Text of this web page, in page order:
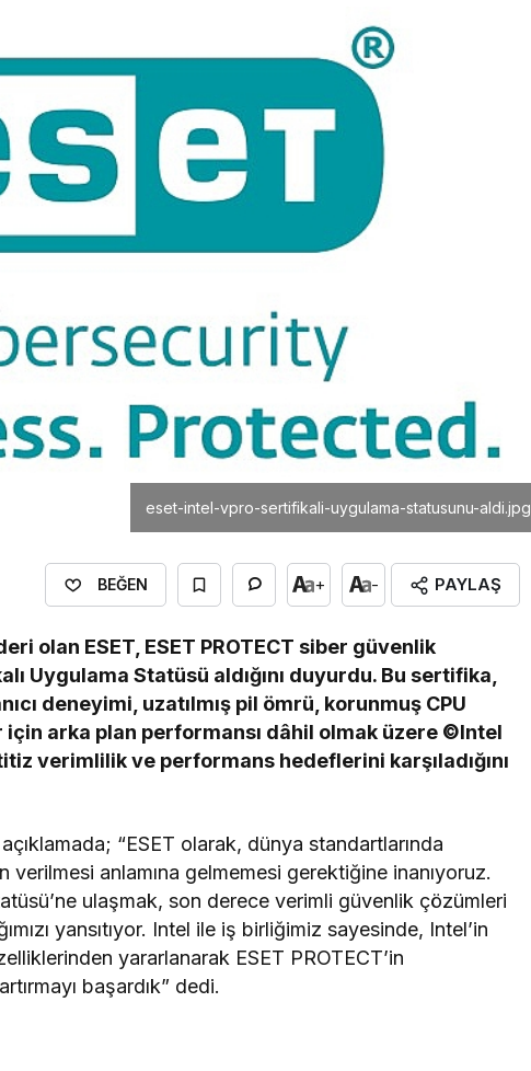
eset-intel-vpro-sertifikali-uygulama-statusunu-aldi.jpg
BEĞEN + - PAYLAŞ
olan ESET, ESET PROTECT siber güvenlik
Uygulama Statüsü aldığını duyurdu. Bu sertifika,
deneyimi, uzatılmış pil ömrü, korunmuş CPU
için arka plan performansı dâhil olmak üzere ©Intel
verimlilik ve performans hedeflerini karşıladığını
“ESET olarak, dünya standartlarında
verilmesi anlamına gelmemesi gerektiğine inanıyoruz.
ulaşmak, son derece verimli güvenlik çözümleri
yansıtıyor. Intel ile iş birliğimiz sayesinde, Intel’in
yararlanarak ESET PROTECT’in
başardık” dedi.